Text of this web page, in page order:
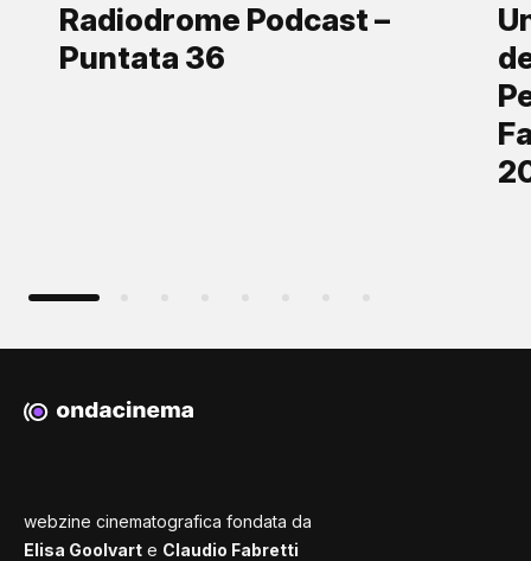
Radiodrome Podcast –
Puntata 36
webzine cinematografica fondata da
Elisa Goolvart e Claudio Fabretti